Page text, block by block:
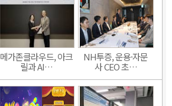
메가존클라우드, 아크
릴과 AI…
NH투증, 운용·자문
사 CEO 초…